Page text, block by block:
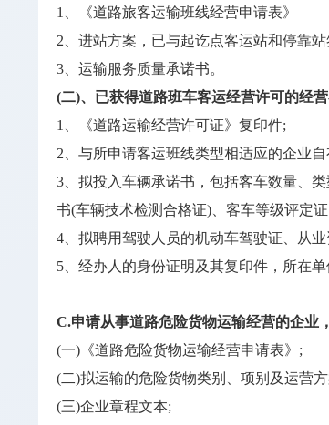
1、《道路旅客运输班线经营申请表》
2、进站方案，已与起讫点客运站和停靠
3、运输服务质量承诺书。
(二)、已获得道路班车客运经营许可的经
1、《道路运输经营许可证》复印件;
2、与所申请客运班线类型相适应的企业
3、拟投入车辆承诺书，包括客车数量、
书(车辆技术检测合格证)、客车等级评定
4、拟聘用驾驶人员的机动车驾驶证、从
5、经办人的身份证明及其复印件，所在单
C.申请从事道路危险货物运输经营的企业
(一)《道路危险货物运输经营申请表》;
(二)拟运输的危险货物类别、项别及运营
(三)企业章程文本;